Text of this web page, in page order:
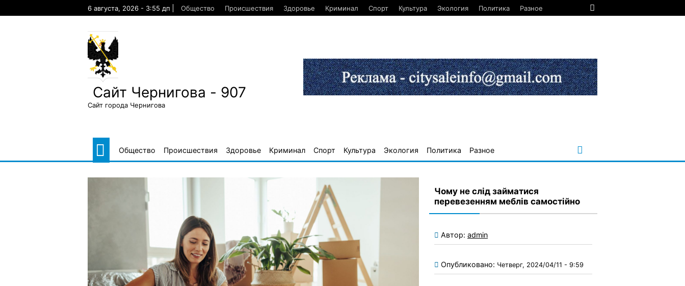
6 августа, 2026 - 3:55 дп Общество Происшествия Здоровье Криминал Спорт Культура Экология Политика Разное
Сайт Чернигова - 907
Сайт города Чернигова
Общество Происшествия Здоровье Криминал Спорт Культура Экология Политика Разное
Чому не слід займатися
перевезенням меблів самостійно
Автор: admin
Опубликовано: Четверг, 2024/04/11 - 9:59